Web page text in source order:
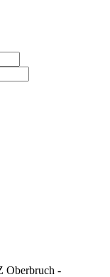
Oberbruch -